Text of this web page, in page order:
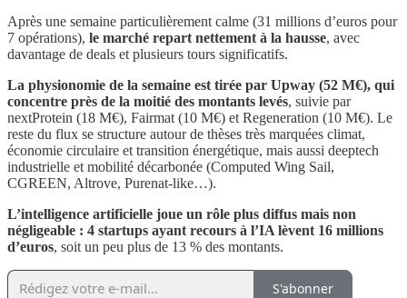
Après une semaine particulièrement calme (31 millions d’euros pour
7 opérations), le marché repart nettement à la hausse, avec
davantage de deals et plusieurs tours significatifs.
La physionomie de la semaine est tirée par Upway (52 M€), qui
concentre près de la moitié des montants levés, suivie par
nextProtein (18 M€), Fairmat (10 M€) et Regeneration (10 M€). Le
reste du flux se structure autour de thèses très marquées climat,
économie circulaire et transition énergétique, mais aussi deeptech
industrielle et mobilité décarbonée (Computed Wing Sail,
CGREEN, Altrove, Purenat-like…).
L’intelligence artificielle joue un rôle plus diffus mais non
négligeable : 4 startups ayant recours à l’IA lèvent 16 millions
d’euros, soit un peu plus de 13 % des montants.
S'abonner